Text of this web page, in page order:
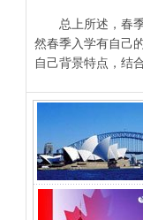
总上所述，春季
然春季入学有自己
自己背景特点，结